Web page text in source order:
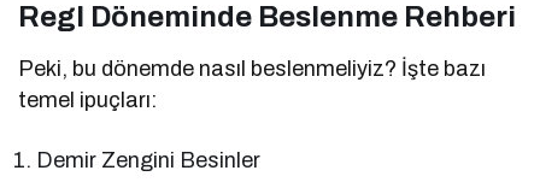
Regl Döneminde Beslenme Rehberi
Peki, bu dönemde nasıl beslenmeliyiz? İşte bazı
temel ipuçları:
Demir Zengini Besinler